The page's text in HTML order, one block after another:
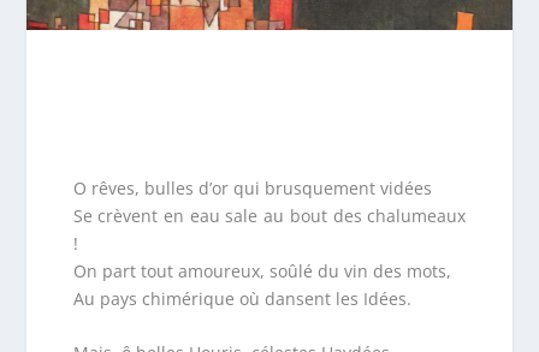
O rêves, bulles d’or qui brusquement vidées
Se crèvent en eau sale au bout des chalumeaux
!
On part tout amoureux, soûlé du vin des mots,
Au pays chimérique où dansent les Idées.